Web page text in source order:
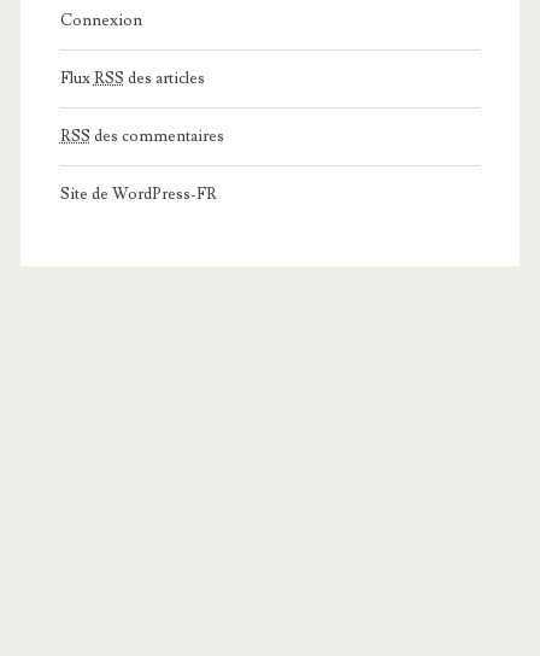
Connexion
FluxRSS des articles
RSS des commentaires
Site de WordPress-FR